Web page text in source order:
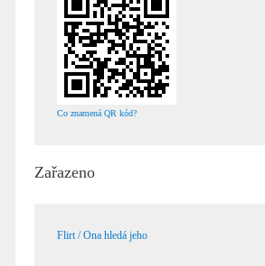
Co znamená QR kód?
Zařazeno
Flirt / Ona hledá jeho